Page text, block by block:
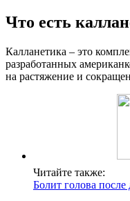
Что есть
Калланетика – это
разработанных
на растяжение и
Читайте также:
Болит голова